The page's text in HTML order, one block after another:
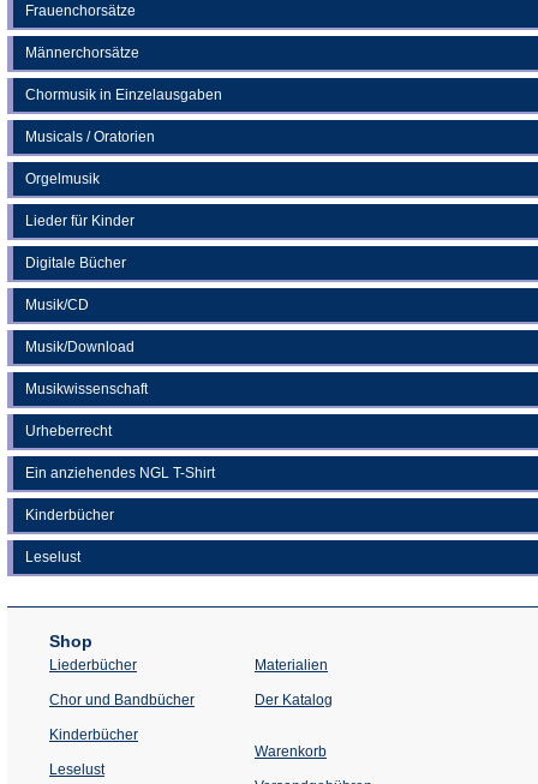
Frauenchorsätze
Männerchorsätze
Chormusik in Einzelausgaben
Musicals / Oratorien
Orgelmusik
Lieder für Kinder
Digitale Bücher
Musik/CD
Musik/Download
Musikwissenschaft
Urheberrecht
Ein anziehendes NGL T-Shirt
Kinderbücher
Leselust
Shop
Liederbücher
Chor und Bandbücher
Kinderbücher
Leselust
Materialien
Der Katalog
Warenkorb